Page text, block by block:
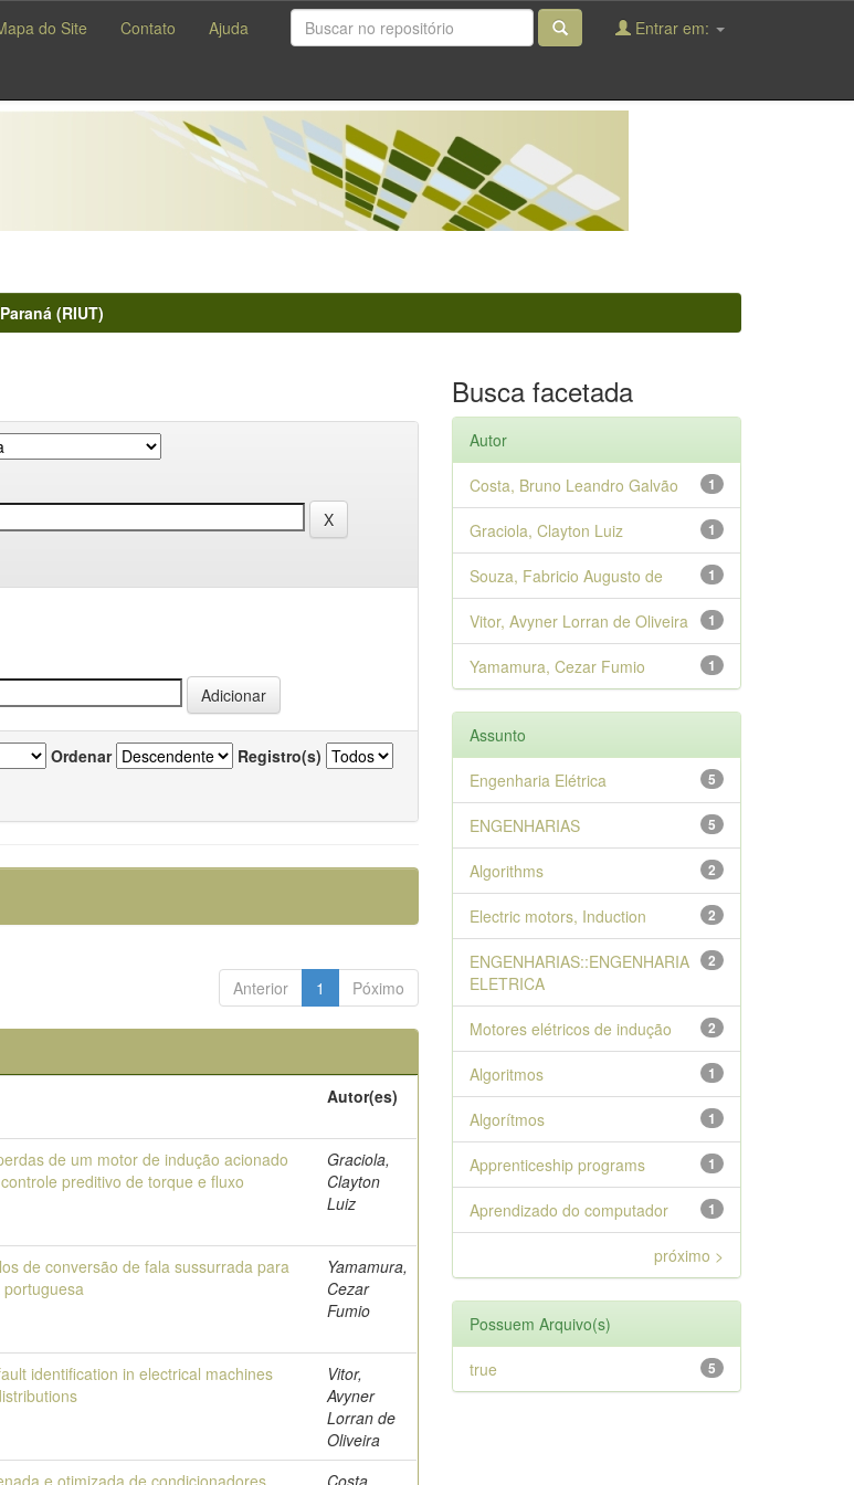
do Site Contato Ajuda Entrar em:
(RIUT)
Ordenar Registro(s)
Anterior 1 Póximo
Autor(es)
de um motor de indução acionado
preditivo de torque e fluxo
Graciola,
Clayton
Luiz
de conversão de fala sussurrada para
Yamamura,
Cezar
Fumio
identification in electrical machines
Vitor,
Avyner
Lorran de
Oliveira
e otimizada de condicionadores Costa,
Busca facetada
Autor
1
Costa, Bruno Leandro Galvão
1
Graciola, Clayton Luiz
1
Souza, Fabricio Augusto de
1
Vitor, Avyner Lorran de Oliveira
1
Yamamura, Cezar Fumio
Assunto
5
Engenharia Elétrica
5
ENGENHARIAS
2
Algorithms
2
Electric motors, Induction
2
ENGENHARIAS::ENGENHARIA
ELETRICA
2
Motores elétricos de indução
1
Algoritmos
1
Algorítmos
1
Apprenticeship programs
1
Aprendizado do computador
próximo >
Possuem Arquivo(s)
5
true